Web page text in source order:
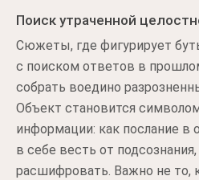
Поиск утраченной
Сюжеты, где фигурирует
с поиском ответов в
собрать воедино
Объект становится
информации: как послание в
в себе весть от
расшифровать. Важно не то,